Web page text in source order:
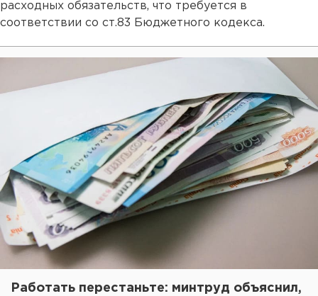
расходных обязательств, что требуется в
соответствии со ст.83 Бюджетного кодекса.
Работать перестаньте: минтруд объяснил,